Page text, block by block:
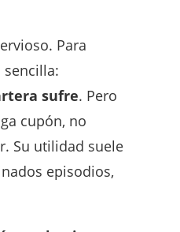
Para
sufre. Pero
cupón, no
Su utilidad suele
episodios,